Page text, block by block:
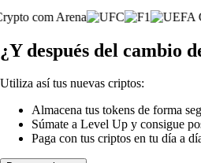
¿Y después del cambio
Utiliza así tus nuevas criptos:
Almacena tus tokens de forma
Súmate a Level Up y consigue
Paga con tus criptos en tu día a